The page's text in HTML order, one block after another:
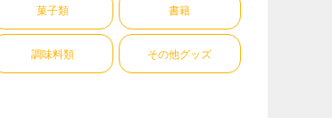
菓子類 書籍
調味料類 その他グッズ